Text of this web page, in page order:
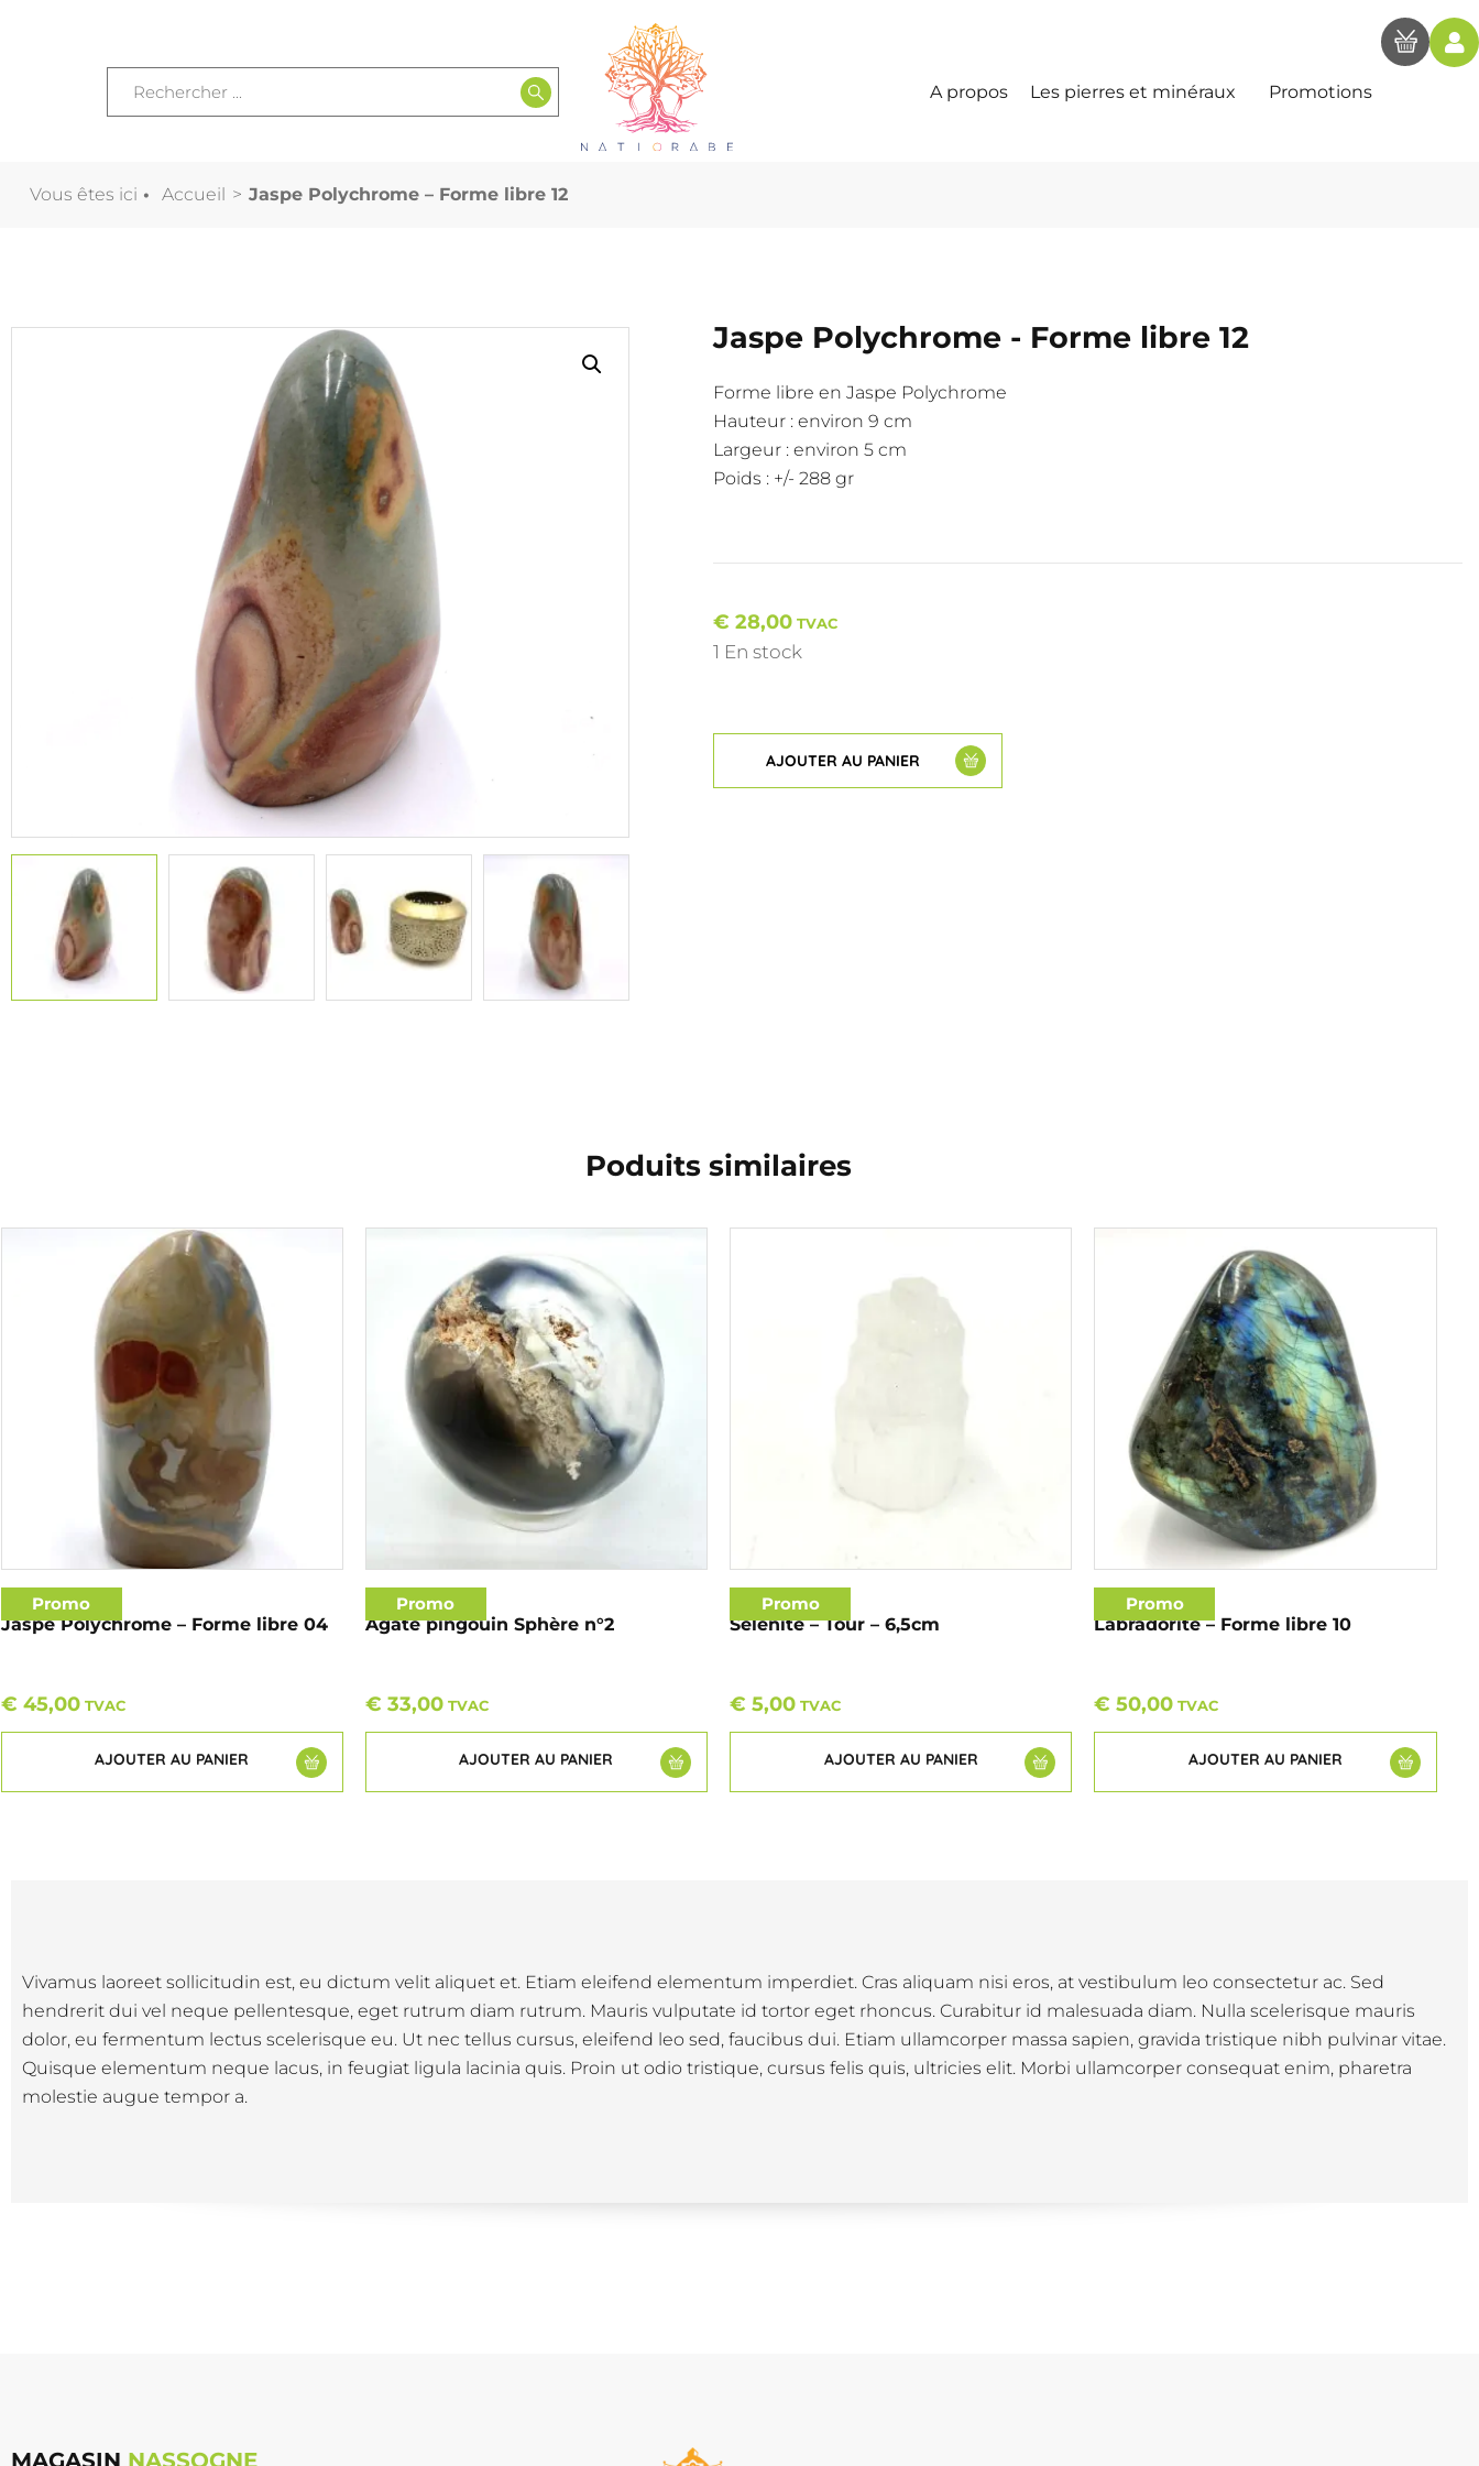
A propos Les pierres et minéraux Promotions
Vous êtes ici • Accueil > Jaspe Polychrome – Forme libre 12
Jaspe Polychrome - Forme libre 12
Forme libre en Jaspe Polychrome
Hauteur : environ 9 cm
Largeur : environ 5 cm
Poids : +/- 288 gr
€ 28,00TVAC
1 En stock
AJOUTER AU PANIER
Poduits similaires
Promo
Jaspe Polychrome – Forme libre 04
€ 45,00TVAC
AJOUTER AU PANIER
Promo
Agate pingouin Sphère n°2
€ 33,00TVAC
AJOUTER AU PANIER
Promo
Sélénite – Tour – 6,5cm
€ 5,00 TVAC
AJOUTER AU PANIER
Promo
Labradorite – Forme libre 10
€ 50,00 TVAC
AJOUTER AU PANIER
Vivamus laoreet sollicitudin est, eu dictum velit aliquet et. Etiam eleifend elementum imperdiet. Cras aliquam nisi eros, at vestibulum leo consectetur ac. Sed
hendrerit dui vel neque pellentesque, eget rutrum diam rutrum. Mauris vulputate id tortor eget rhoncus. Curabitur id malesuada diam. Nulla scelerisque mauris
dolor, eu fermentum lectus scelerisque eu. Ut nec tellus cursus, eleifend leo sed, faucibus dui. Etiam ullamcorper massa sapien, gravida tristique nibh pulvinar vitae.
Quisque elementum neque lacus, in feugiat ligula lacinia quis. Proin ut odio tristique, cursus felis quis, ultricies elit. Morbi ullamcorper consequat enim, pharetra
molestie augue tempor a.
MAGASIN NASSOGNE